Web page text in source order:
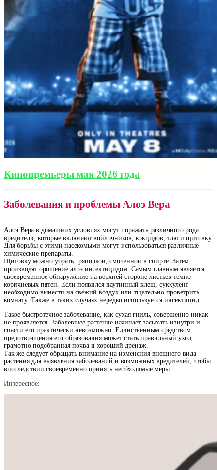
Кинопремьеры мая 2026 года
Заболевания и проблемы Алоэ Вера
Алоэ Вера в домашних условиях могут поражать различного рода
вредители, которые включают войлочников, кокцидов, тлю и щитовку.
Для борьбы с этими насекомыми могут использоваться различные
химические препараты.
Щитовку можно убрать тряпочкой, смоченной в спирте. Затем
производят орошение алоэ инсектицидом. Самым главным является
своевременное обнаружение на верхней стороне листьев темно-
коричневых пятен. Если появился паутинный клещ, суккулент
необходимо вынести на свежий воздух или тщательно проветрить
комнату. Также в таких случаях нередко используется инсектицид.
Такое быстротечное заболевание, как сухая гниль, совершенно никак
не проявляется. Заболевшее растение начинает засыхать изнутри и
спасти его практически невозможно. Единственным средством
предотвращения его образования может стать правильный уход,
грамотно подобранная почва и хороший дренаж.
Так же следует обращать внимание на изменения внешнего вида
растения для выявления заболеваний и возможных вредителей, чтобы
впоследствии своевременно принять необходимые меры.
Интересное: